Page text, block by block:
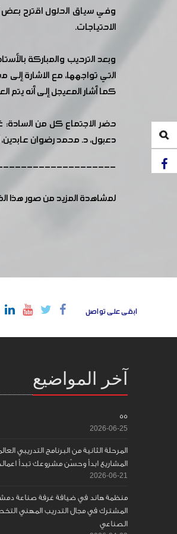
وفي سياق الحلول اقترح بعض
الاحتياجات.
وبعد الترحيب والمباركة
التي تواجهها، مع الاشارة
كما أشار المعيجل إلى أنه
حضر الاجتماع كل من السادة:
دعبول، د. محمد رضوان عابدين،
لمشاهدة المزيد من صور هذا
ابقى على تواصل
آخر المواضيع
55
2026-06-25
المرحلة الثانية من البرنامج التدريبي
المشاريع ابدأ وحسّن مشروعك تبدأ
2026-06-21
منظمة هاند في ضيافة غرفة صناعة
المشترك في مجال التدريب المهني
الصناعي